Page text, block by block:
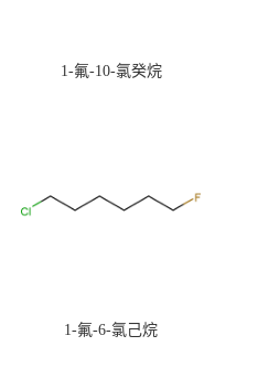
1-氟-10-氯癸烷
1-氟-6-氯己烷